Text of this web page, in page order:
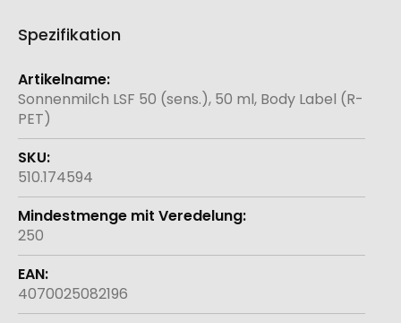
Spezifikation
Weitere
Informationen
Sonnenmilch LSF 50 (sens.), 50 ml, Body Label (R-
PET)
510.174594
250
4070025082196